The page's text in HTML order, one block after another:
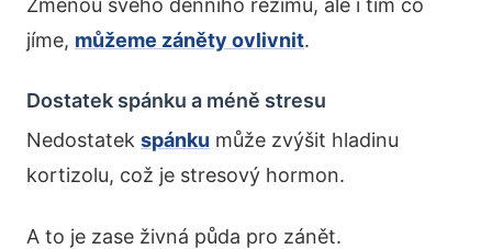
jíme, můžeme záněty ovlivnit.
Dostatek spánku a méně stresu
Nedostatek spánku může zvýšit hladinu
kortizolu, což je stresový hormon.
A to je zase živná půda pro zánět.